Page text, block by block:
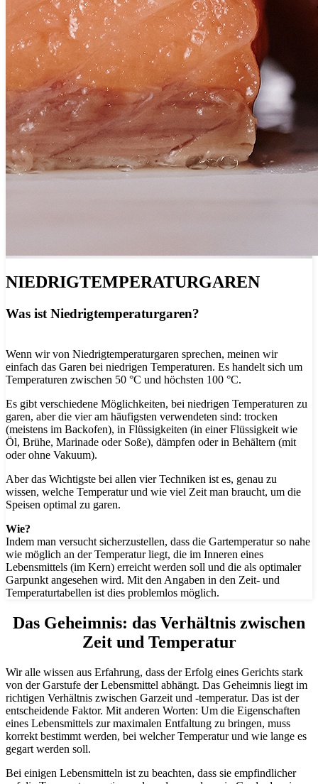
NIEDRIGTEMPERATURGAREN
Was ist Niedrigtemperaturgaren?
Wenn wir von Niedrigtemperaturgaren sprechen, meinen wir
einfach das Garen bei niedrigen Temperaturen. Es handelt sich um
Temperaturen zwischen 50 °C und höchsten 100 °C.
Es gibt verschiedene Möglichkeiten, bei niedrigen Temperaturen zu
garen, aber die vier am häufigsten verwendeten sind: trocken
(meistens im Backofen), in Flüssigkeiten (in einer Flüssigkeit wie
Öl, Brühe, Marinade oder Soße), dämpfen oder in Behältern (mit
oder ohne Vakuum).
Aber das Wichtigste bei allen vier Techniken ist es, genau zu
wissen, welche Temperatur und wie viel Zeit man braucht, um die
Speisen optimal zu garen.
Wie?
Indem man versucht sicherzustellen, dass die Gartemperatur so nahe
wie möglich an der Temperatur liegt, die im Inneren eines
Lebensmittels (im Kern) erreicht werden soll und die als optimaler
Garpunkt angesehen wird. Mit den Angaben in den Zeit- und
Temperaturtabellen ist dies problemlos möglich.
Das Geheimnis: das Verhältnis zwischen
Zeit und Temperatur
Wir alle wissen aus Erfahrung, dass der Erfolg eines Gerichts stark
von der Garstufe der Lebensmittel abhängt. Das Geheimnis liegt im
richtigen Verhältnis zwischen Garzeit und -temperatur. Das ist der
entscheidende Faktor. Mit anderen Worten: Um die Eigenschaften
eines Lebensmittels zur maximalen Entfaltung zu bringen, muss
korrekt bestimmt werden, bei welcher Temperatur und wie lange es
gegart werden soll.
Bei einigen Lebensmitteln ist zu beachten, dass sie empfindlicher